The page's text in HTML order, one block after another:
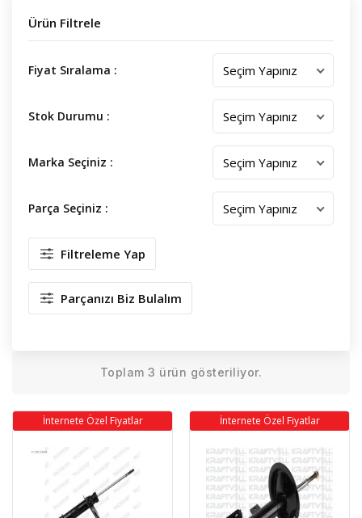
Ürün Filtrele
Fiyat Sıralama :
Stok Durumu :
Marka Seçiniz :
Parça Seçiniz :
Filtreleme Yap
Parçanızı Biz Bulalım
Toplam 3 ürün gösteriliyor.
İnternete Özel Fiyatlar İnternete Özel Fiyatlar